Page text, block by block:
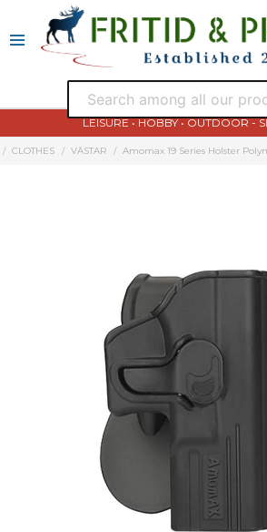
LEISURE • HOBBY • OUTDOOR -
CLOTHES VÄSTAR Amomax 19 Series Holster